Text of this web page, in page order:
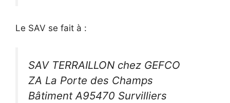
Le SAV se fait à :
SAV TERRAILLON chez GEFCO
ZA La Porte des Champs
Bâtiment A95470 Survilliers